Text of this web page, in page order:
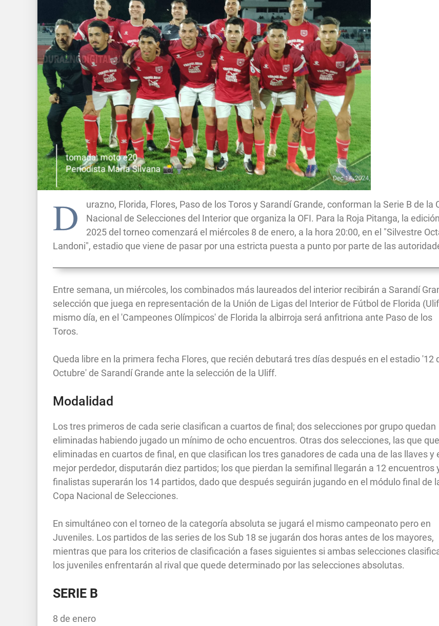
D
urazno, Florida, Flores, Paso de los Toros y Sarandí Grande, conforman la Serie B de la
Nacional de Selecciones del Interior que organiza la OFI. Para la Roja Pitanga, la edición
2025 del torneo comenzará el miércoles 8 de enero, a la hora 20:00, en el "Silvestre
Landoni", estadio que viene de pasar por una estricta puesta a punto por parte de las
Entre semana, un miércoles, los combinados más laureados del interior recibirán a Sarandí
selección que juega en representación de la Unión de Ligas del Interior de Fútbol de Florida
mismo día, en el 'Campeones Olímpicos' de Florida la albirroja será anfitriona ante Paso de los
Toros.
Queda libre en la primera fecha Flores, que recién debutará tres días después en el estadio '12
Octubre' de Sarandí Grande ante la selección de la Uliff.
Modalidad
Los tres primeros de cada serie clasifican a cuartos de final; dos selecciones por grupo quedan
eliminadas habiendo jugado un mínimo de ocho encuentros. Otras dos selecciones, las que
eliminadas en cuartos de final, en que clasifican los tres ganadores de cada una de las llaves y
mejor perdedor, disputarán diez partidos; los que pierdan la semifinal llegarán a 12 encuentros
finalistas superarán los 14 partidos, dado que después seguirán jugando en el módulo final de
Copa Nacional de Selecciones.
En simultáneo con el torneo de la categoría absoluta se jugará el mismo campeonato pero en
Juveniles. Los partidos de las series de los Sub 18 se jugarán dos horas antes de los mayores,
mientras que para los criterios de clasificación a fases siguientes si ambas selecciones
los juveniles enfrentarán al rival que quede determinado por las selecciones absolutas.
SERIE B
8 de enero